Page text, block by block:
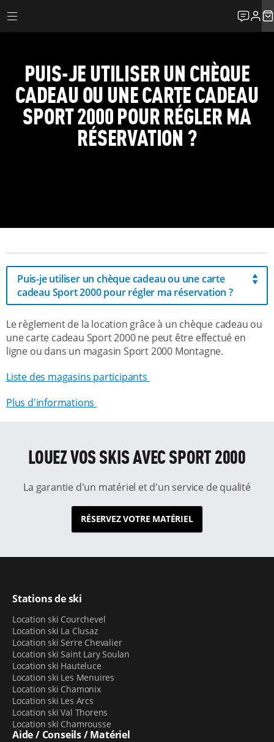
PUIS-JE UTILISER UN CHÈQUE
CADEAU OU UNE CARTE CADEAU
SPORT 2000 POUR RÉGLER MA
RÉSERVATION ?
Puis-je utiliser un chèque cadeau ou une carte
cadeau Sport 2000 pour régler ma réservation ?
Le règlement de la location grâce à un chèque cadeau ou
une carte cadeau Sport 2000 ne peut être effectué en
ligne ou dans un magasin Sport 2000 Montagne.
Liste des magasins participants
Plus d'informations
LOUEZ VOS SKIS AVEC SPORT 2000
La garantie d'un matériel et d'un service de qualité
RÉSERVEZ VOTRE MATÉRIEL
Stations de ski
Location ski Courchevel
Location ski La Clusaz
Location ski Serre Chevalier
Location ski Saint Lary Soulan
Location ski Hauteluce
Location ski Les Menuires
Location ski Chamonix
Location ski Les Arcs
Location ski Val Thorens
Location ski Chamrousse
Aide / Conseils / Matériel